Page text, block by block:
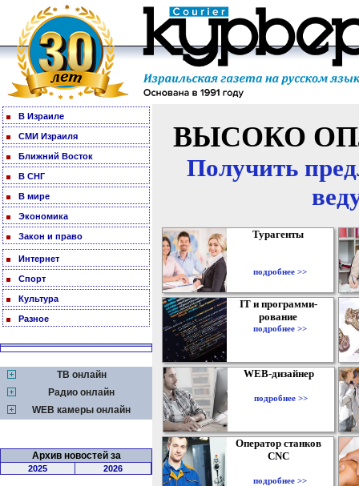
В Израиле
СМИ Израиля
Ближний Восток
В СНГ
В мире
Экономика
Закон и право
Интернет
Спорт
Культура
Разное
ТВ онлайн
Радио онлайн
WEB камеры онлайн
Архив новостей за
2025 2026
ВЫСОКО
Получить
Турагенты
подробнее >>
IT и программи-
рование
подробнее >>
WEB-дизайнер
подробнее >>
Оператор станков
CNC
подробнее >>